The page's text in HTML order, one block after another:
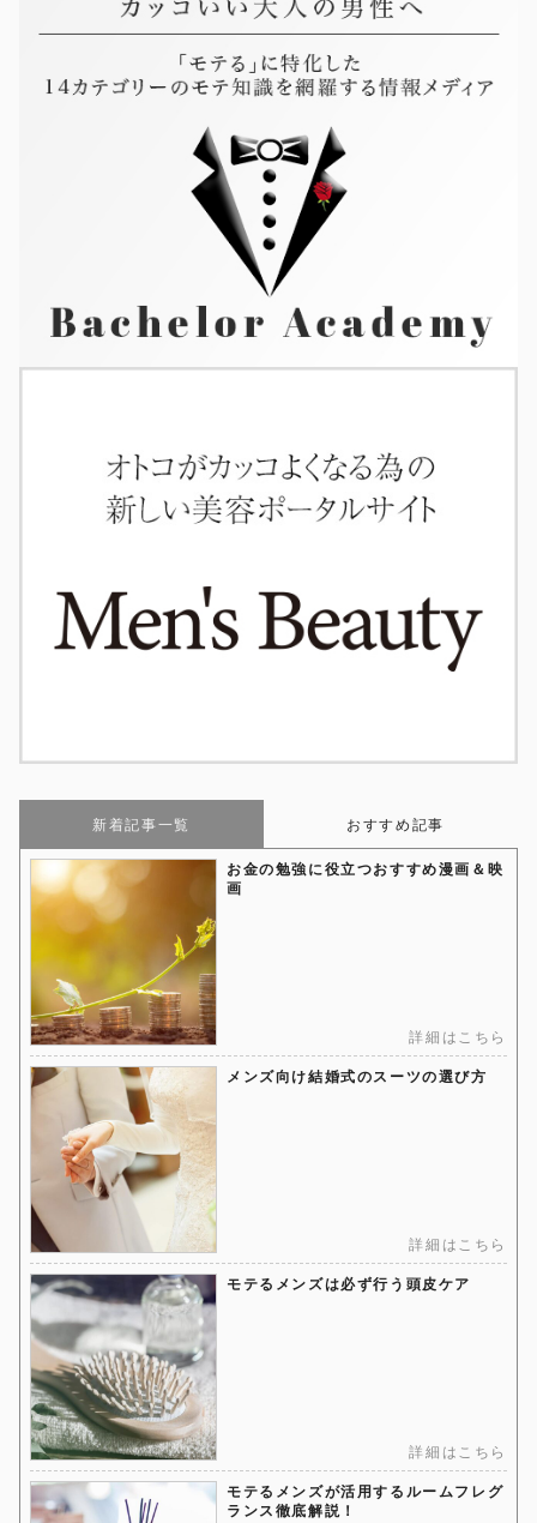
新着記事一覧 おすすめ記事
お金の勉強に役立つおすすめ漫画＆映
画
詳細はこちら
メンズ向け結婚式のスーツの選び方
詳細はこちら
モテるメンズは必ず行う頭皮ケア
詳細はこちら
モテるメンズが活用するルームフレグ
ランス徹底解説！